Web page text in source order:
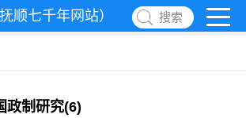
顺七千年网站） 搜索
政制研究(6)